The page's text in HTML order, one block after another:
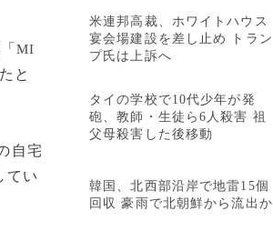
MI
と
自宅
てい
米連邦高裁、ホワイトハウス
宴会場建設を差し止め トラン
プ氏は上訴へ
タイの学校で10代少年が発
砲、教師・生徒ら6人殺害 祖
父母殺害した後移動
韓国、北西部沿岸で地雷15個
回収 豪雨で北朝鮮から流出か